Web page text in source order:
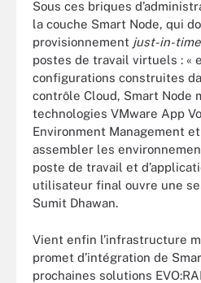
Sous ces briques
la couche Smart Node, qui
provisionnement just-in-time
postes de travail virtuels : «
configurations construites
contrôle Cloud, Smart Node
technologies VMware App
Environment Management
assembler les
poste de travail et
utilisateur final ouvre une
Sumit Dhawan.
Vient enfin l’infrastructure
promet d’intégration de
prochaines solutions